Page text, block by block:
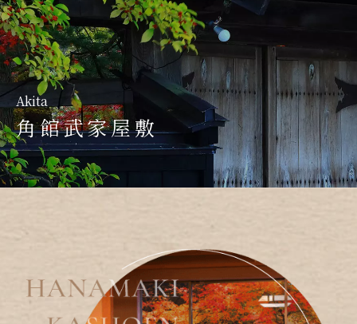
Iwate
達谷窟毘沙門堂
Ibaraki
國營常陸海濱公園
Akita
角館武家屋敷